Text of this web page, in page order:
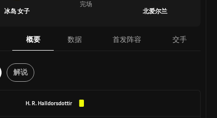
冰岛 女子
完场
北爱尔兰
概要 数据 首发阵容 交手
解说
H. R. Halldorsdottir